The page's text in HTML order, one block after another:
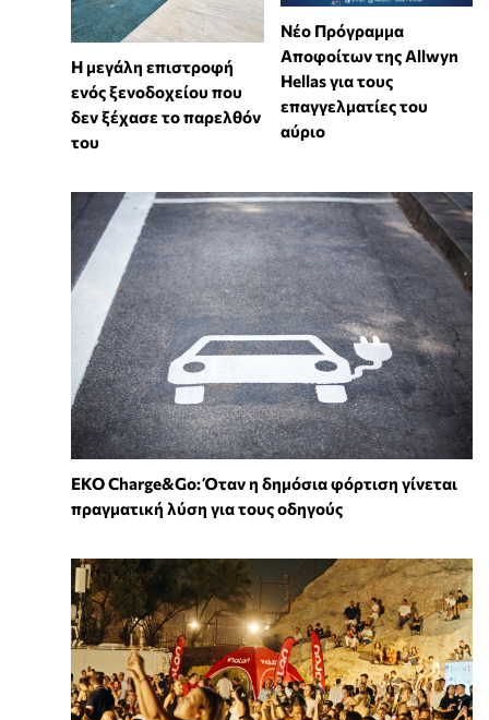
Η μεγάλη επιστροφή
ενός ξενοδοχείου που
δεν ξέχασε το παρελθόν
του
Νέο Πρόγραμμα
Αποφοίτων της Allwyn
Hellas για τους
επαγγελματίες του
αύριο
EKO Charge&Go: Όταν η δημόσια φόρτιση γίνεται
πραγματική λύση για τους οδηγούς